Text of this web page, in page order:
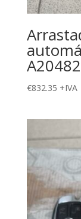
€832.35 +IVA